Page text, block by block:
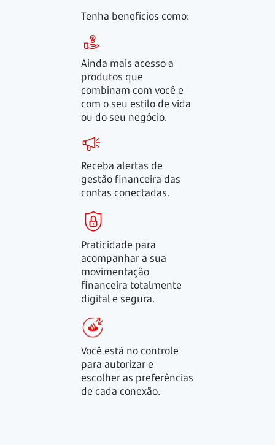
Tenha benefícios como:
Ainda mais acesso a
produtos que
combinam com você e
com o seu estilo de vida
ou do seu negócio.
Receba alertas de
gestão financeira das
contas conectadas.
Praticidade para
acompanhar a sua
movimentação
financeira totalmente
digital e segura.
Você está no controle
para autorizar e
escolher as preferências
de cada conexão.